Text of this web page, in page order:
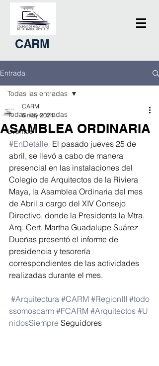
CARM
Entrada
Todas las entradas
Eventos
Todas las entradas
ASAMBLEA ORDINARIA
CARM
6 may 2024
#EnDetalle El pasado jueves 25 de
abril, se llevó a cabo de manera
presencial en las instalaciones del
Colegio de Arquitectos de la Riviera
Maya, la Asamblea Ordinaria del mes
de Abril a cargo del XIV Consejo
Directivo, donde la Presidenta la Mtra.
Arq. Cert. Martha Guadalupe Suárez
Dueñas presentó el informe de
presidencia y tesorería
correspondientes de las actividades
realizadas durante el mes.
#Arquitectura #CARM #RegionIII #todo
ssomoscarm #FCARM #Arquitectos #U
nidosSiempre Seguidores